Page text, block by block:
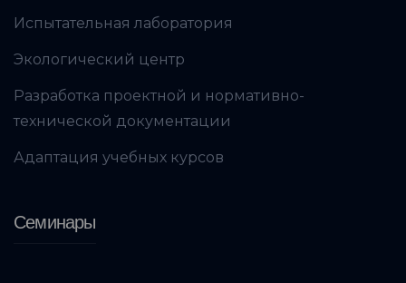
Испытательная лаборатория
Экологический центр
Разработка проектной и нормативно-
технической документации
Адаптация учебных курсов
Семинары